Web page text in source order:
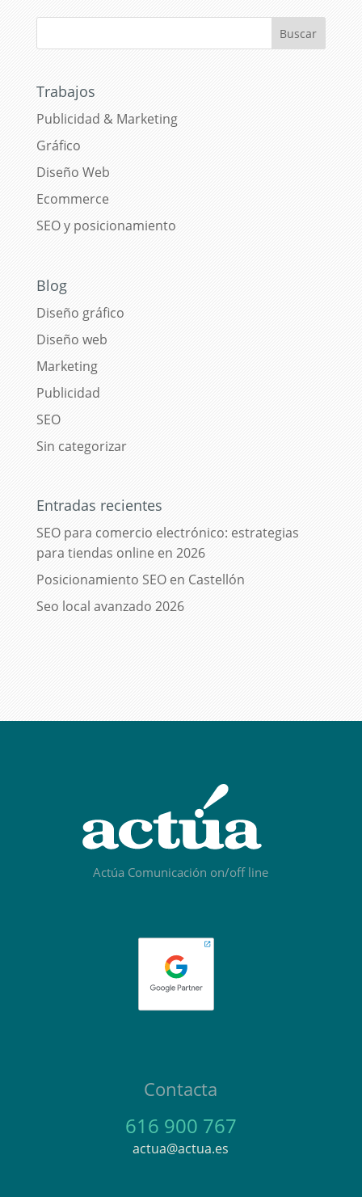
Trabajos
Publicidad & Marketing
Gráfico
Diseño Web
Ecommerce
SEO y posicionamiento
Blog
Diseño gráfico
Diseño web
Marketing
Publicidad
SEO
Sin categorizar
Entradas recientes
SEO para comercio electrónico: estrategias
para tiendas online en 2026
Posicionamiento SEO en Castellón
Seo local avanzado 2026
Actúa Comunicación on/off line
Contacta
616 900 767
actua@actua.es